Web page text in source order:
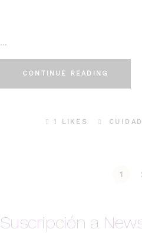
CONTINUE READING
1 LIKES
1
Suscripción a